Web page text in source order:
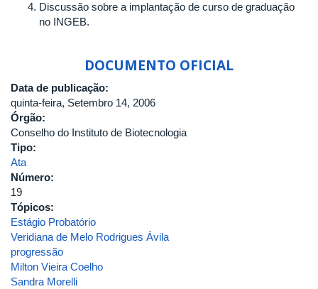
Discussão sobre a implantação de curso de graduação
no INGEB.
DOCUMENTO OFICIAL
Data de publicação:
quinta-feira, Setembro 14, 2006
Órgão:
Conselho do Instituto de Biotecnologia
Tipo:
Ata
Número:
19
Tópicos:
Estágio Probatório
Veridiana de Melo Rodrigues Ávila
progressão
Milton Vieira Coelho
Sandra Morelli